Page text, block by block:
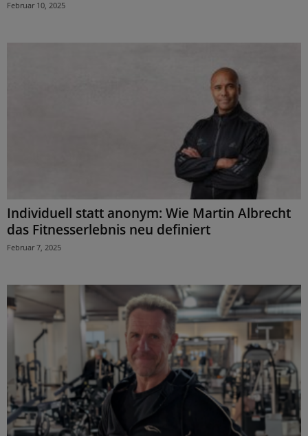
Februar 10, 2025
Individuell statt anonym: Wie Martin Albrecht
das Fitnesserlebnis neu definiert
Februar 7, 2025